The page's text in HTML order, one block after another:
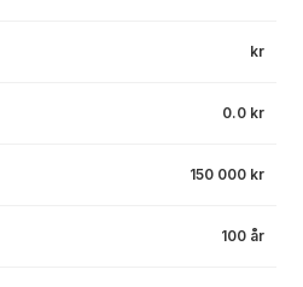
kr
0.0 kr
150 000 kr
100 år